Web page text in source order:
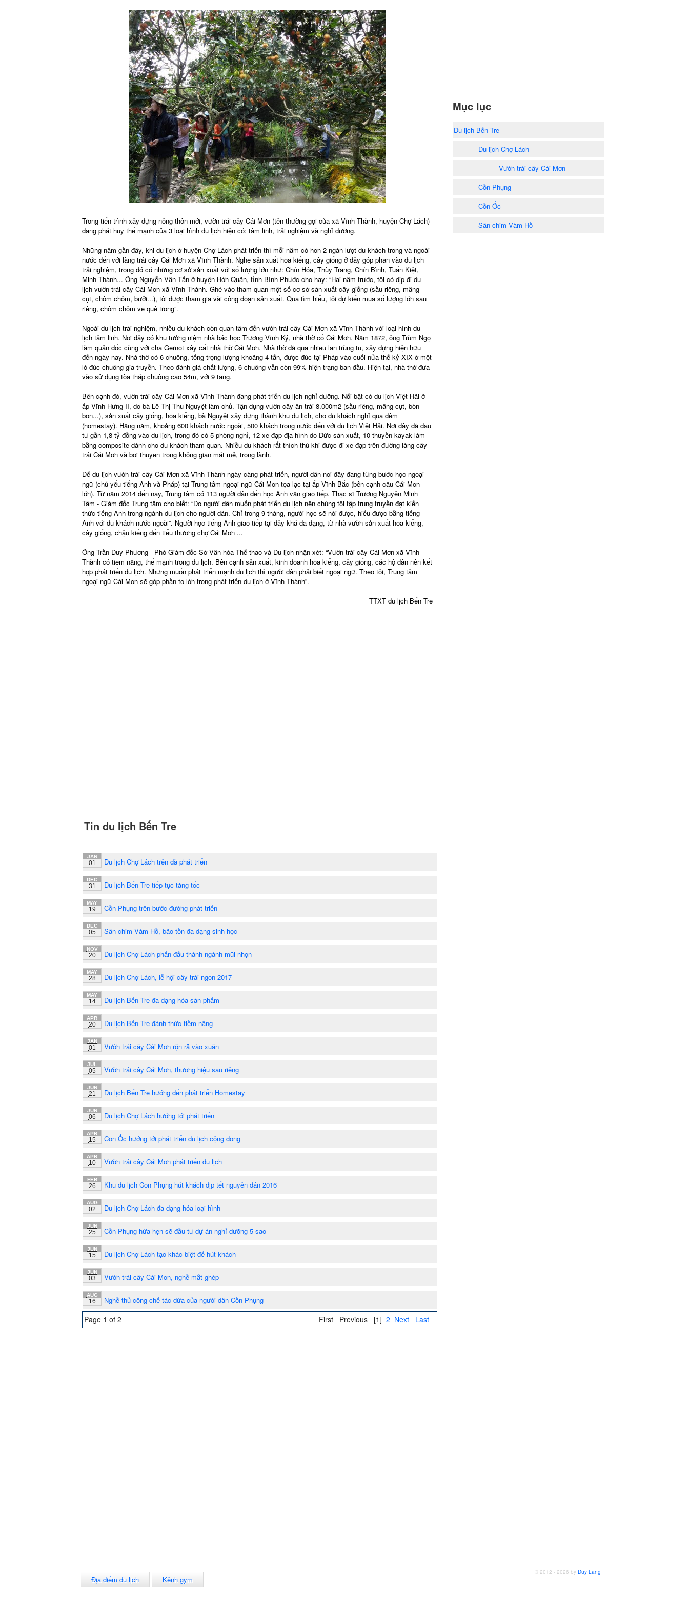
Trong tiến trình xây dựng nông thôn mới, vườn trái cây Cái Mơn (tên thường gọi của xã Vĩnh Thành, huyện Chợ Lách)
đang phát huy thế mạnh của 3 loại hình du lịch hiện có: tâm linh, trải nghiệm và nghỉ dưỡng.
Những năm gần đây, khi du lịch ở huyện Chợ Lách phát triển thì mỗi năm có hơn 2 ngàn lượt du khách trong và ngoài
nước đến với làng trái cây Cái Mơn xã Vĩnh Thành. Nghề sản xuất hoa kiểng, cây giống ở đây góp phần vào du lịch
trải nghiệm, trong đó có những cơ sở sản xuất với số lượng lớn như: Chín Hóa, Thùy Trang, Chín Bình, Tuấn Kiệt,
Minh Thành... Ông Nguyễn Văn Tấn ở huyện Hớn Quản, tỉnh Bình Phước cho hay: “Hai năm trước, tôi có dịp đi du
lịch vườn trái cây Cái Mơn xã Vĩnh Thành. Ghé vào tham quan một số cơ sở sản xuất cây giống (sầu riêng, măng
cụt, chôm chôm, bưởi...), tôi được tham gia vài công đoạn sản xuất. Qua tìm hiểu, tôi dự kiến mua số lượng lớn sầu
riêng, chôm chôm về quê trồng”.
Ngoài du lịch trải nghiệm, nhiều du khách còn quan tâm đến vườn trái cây Cái Mơn xã Vĩnh Thành với loại hình du
lịch tâm linh. Nơi đây có khu tưởng niệm nhà bác học Trương Vĩnh Ký, nhà thờ cổ Cái Mơn. Năm 1872, ông Trùm Ngọ
làm quản đốc cùng với cha Gernot xây cất nhà thờ Cái Mơn. Nhà thờ đã qua nhiều lần trùng tu, xây dựng hiện hữu
đến ngày nay. Nhà thờ có 6 chuông, tổng trọng lượng khoảng 4 tấn, được đúc tại Pháp vào cuối nửa thế kỷ XIX ở một
lò đúc chuông gia truyền. Theo đánh giá chất lượng, 6 chuông vẫn còn 99% hiện trạng ban đầu. Hiện tại, nhà thờ đưa
vào sử dụng tòa tháp chuông cao 54m, với 9 tầng.
Bên cạnh đó, vườn trái cây Cái Mơn xã Vĩnh Thành đang phát triển du lịch nghỉ dưỡng. Nổi bật có du lịch Việt Hải ở
ấp Vĩnh Hưng II, do bà Lê Thị Thu Nguyệt làm chủ. Tận dụng vườn cây ăn trái 8.000m2 (sầu riêng, măng cụt, bòn
bon...), sản xuất cây giống, hoa kiểng, bà Nguyệt xây dựng thành khu du lịch, cho du khách nghỉ qua đêm
(homestay). Hằng năm, khoảng 600 khách nước ngoài, 500 khách trong nước đến với du lịch Việt Hải. Nơi đây đã đầu
tư gần 1,8 tỷ đồng vào du lịch, trong đó có 5 phòng nghỉ, 12 xe đạp địa hình do Đức sản xuất, 10 thuyền kayak làm
bằng composite dành cho du khách tham quan. Nhiều du khách rất thích thú khi được đi xe đạp trên đường làng cây
trái Cái Mơn và bơi thuyền trong không gian mát mẻ, trong lành.
Để du lịch vườn trái cây Cái Mơn xã Vĩnh Thành ngày càng phát triển, người dân nơi đây đang từng bước học ngoại
ngữ (chủ yếu tiếng Anh và Pháp) tại Trung tâm ngoại ngữ Cái Mơn tọa lạc tại ấp Vĩnh Bắc (bên cạnh cầu Cái Mơn
lớn). Từ năm 2014 đến nay, Trung tâm có 113 người dân đến học Anh văn giao tiếp. Thạc sĩ Trương Nguyễn Minh
Tâm - Giám đốc Trung tâm cho biết: “Do người dân muốn phát triển du lịch nên chúng tôi tập trung truyền đạt kiến
thức tiếng Anh trong ngành du lịch cho người dân. Chỉ trong 9 tháng, người học sẽ nói được, hiểu được bằng tiếng
Anh với du khách nước ngoài”. Người học tiếng Anh giao tiếp tại đây khá đa dạng, từ nhà vườn sản xuất hoa kiểng,
cây giống, chậu kiểng đến tiểu thương chợ Cái Mơn ...
Ông Trần Duy Phương - Phó Giám đốc Sở Văn hóa Thể thao và Du lịch nhận xét: “Vườn trái cây Cái Mơn xã Vĩnh
Thành có tiềm năng, thế mạnh trong du lịch. Bên cạnh sản xuất, kinh doanh hoa kiểng, cây giống, các hộ dân nên kết
hợp phát triển du lịch. Nhưng muốn phát triển mạnh du lịch thì người dân phải biết ngoại ngữ. Theo tôi, Trung tâm
ngoại ngữ Cái Mơn sẽ góp phần to lớn trong phát triển du lịch ở Vĩnh Thành”.
TTXT du lịch Bến Tre
Tin du lịch Bến Tre
JAN
01 Du lịch Chợ Lách trên đà phát triển
DEC
31 Du lịch Bến Tre tiếp tục tăng tốc
MAY
19 Cồn Phụng trên bước đường phát triển
DEC
05 Sân chim Vàm Hồ, bảo tồn đa dạng sinh học
NOV
20 Du lịch Chợ Lách phấn đấu thành ngành mũi nhọn
MAY
28 Du lịch Chợ Lách, lễ hội cây trái ngon 2017
MAY
14 Du lịch Bến Tre đa dạng hóa sản phẩm
APR
20 Du lịch Bến Tre đánh thức tiềm năng
JAN
01 Vườn trái cây Cái Mơn rộn rã vào xuân
JUL
05 Vườn trái cây Cái Mơn, thương hiệu sầu riêng
JUN
21 Du lịch Bến Tre hướng đến phát triển Homestay
JUN
06 Du lịch Chợ Lách hướng tới phát triển
APR
15 Cồn Ốc hướng tới phát triển du lịch cộng đồng
APR
10 Vườn trái cây Cái Mơn phát triển du lịch
FEB
26 Khu du lịch Cồn Phụng hút khách dịp tết nguyên đán 2016
AUG
02 Du lịch Chợ Lách đa dạng hóa loại hình
JUN
25 Cồn Phụng hứa hẹn sẽ đầu tư dự án nghỉ dưỡng 5 sao
JUN
15 Du lịch Chợ Lách tạo khác biệt để hút khách
JUN
03 Vườn trái cây Cái Mơn, nghề mắt ghép
AUG
16 Nghề thủ công chế tác dừa của người dân Cồn Phụng
Page 1 of 2 First Previous [1] 2 Next Last
Mục lục
Du lịch Bến Tre
- Du lịch Chợ Lách
- Vườn trái cây Cái Mơn
- Cồn Phụng
- Cồn Ốc
- Sân chim Vàm Hồ
Địa điểm du lịch Kênh gym
© 2012 - 2026 by Duy Lang